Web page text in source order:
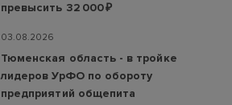
превысить 32 000 ₽
03.08.2026
Тюменская область - в тройке
лидеров УрФО по обороту
предприятий общепита